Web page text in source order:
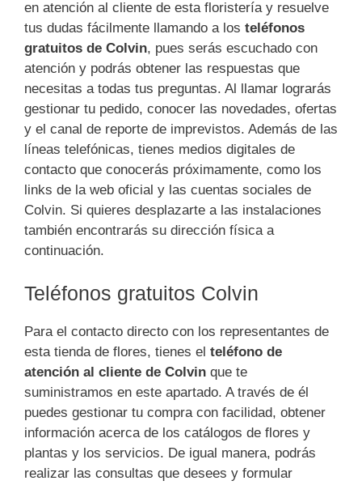
en atención al cliente de esta floristería y resuelve
tus dudas fácilmente llamando a los teléfonos
gratuitos de Colvin, pues serás escuchado con
atención y podrás obtener las respuestas que
necesitas a todas tus preguntas. Al llamar lograrás
gestionar tu pedido, conocer las novedades, ofertas
y el canal de reporte de imprevistos. Además de las
líneas telefónicas, tienes medios digitales de
contacto que conocerás próximamente, como los
links de la web oficial y las cuentas sociales de
Colvin. Si quieres desplazarte a las instalaciones
también encontrarás su dirección física a
continuación.
Teléfonos gratuitos Colvin
Para el contacto directo con los representantes de
esta tienda de flores, tienes el teléfono de
atención al cliente de Colvin que te
suministramos en este apartado. A través de él
puedes gestionar tu compra con facilidad, obtener
información acerca de los catálogos de flores y
plantas y los servicios. De igual manera, podrás
realizar las consultas que desees y formular